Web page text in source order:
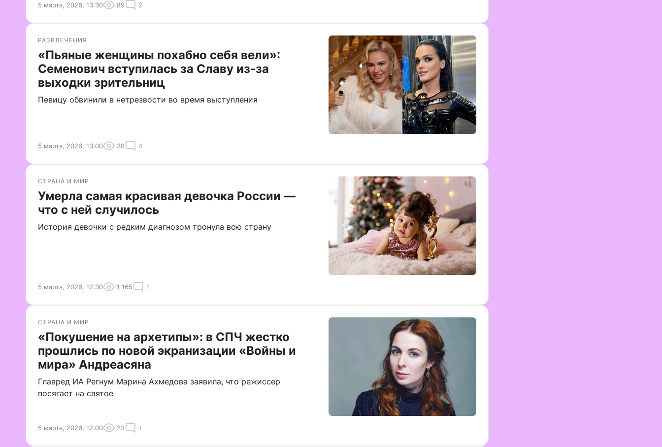
5 марта, 2026, 13:30 89 2
РАЗВЛЕЧЕНИЯ
«Пьяные женщины похабно себя вели»:
Семенович вступилась за Славу из-за
выходки зрительниц
Певицу обвинили в нетрезвости во время выступления
5 марта, 2026, 13:00 38 4
СТРАНА И МИР
Умерла самая красивая девочка России —
что с ней случилось
История девочки с редким диагнозом тронула всю страну
5 марта, 2026, 12:30 1 165 1
СТРАНА И МИР
«Покушение на архетипы»: в СПЧ жестко
прошлись по новой экранизации «Войны и
мира» Андреасяна
Главред ИА Регнум Марина Ахмедова заявила, что режиссер
посягает на святое
5 марта, 2026, 12:00 23 1